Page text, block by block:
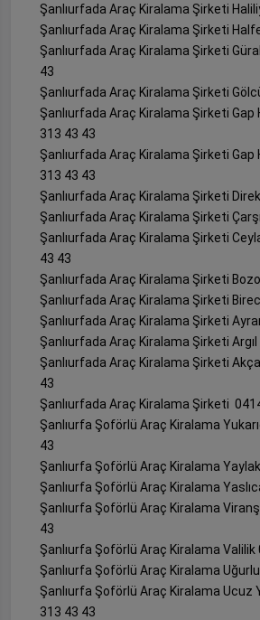
Şanlıurfada Araç Kiralama Şirketi
Şanlıurfada Araç Kiralama Şirketi
Şanlıurfada Araç Kiralama Şirketi
43
Şanlıurfada Araç Kiralama Şirketi
Şanlıurfada Araç Kiralama Şirketi Gap
313 43 43
Şanlıurfada Araç Kiralama Şirketi Gap
313 43 43
Şanlıurfada Araç Kiralama Şirketi
Şanlıurfada Araç Kiralama Şirketi
Şanlıurfada Araç Kiralama Şirketi
43 43
Şanlıurfada Araç Kiralama Şirketi
Şanlıurfada Araç Kiralama Şirketi
Şanlıurfada Araç Kiralama Şirketi
Şanlıurfada Araç Kiralama Şirketi
Şanlıurfada Araç Kiralama Şirketi
43
Şanlıurfada Araç Kiralama Şirketi
Şanlıurfa Şoförlü Araç Kiralama
43
Şanlıurfa Şoförlü Araç Kiralama
Şanlıurfa Şoförlü Araç Kiralama
Şanlıurfa Şoförlü Araç Kiralama
43
Şanlıurfa Şoförlü Araç Kiralama Valilik
Şanlıurfa Şoförlü Araç Kiralama
Şanlıurfa Şoförlü Araç Kiralama Ucuz
313 43 43